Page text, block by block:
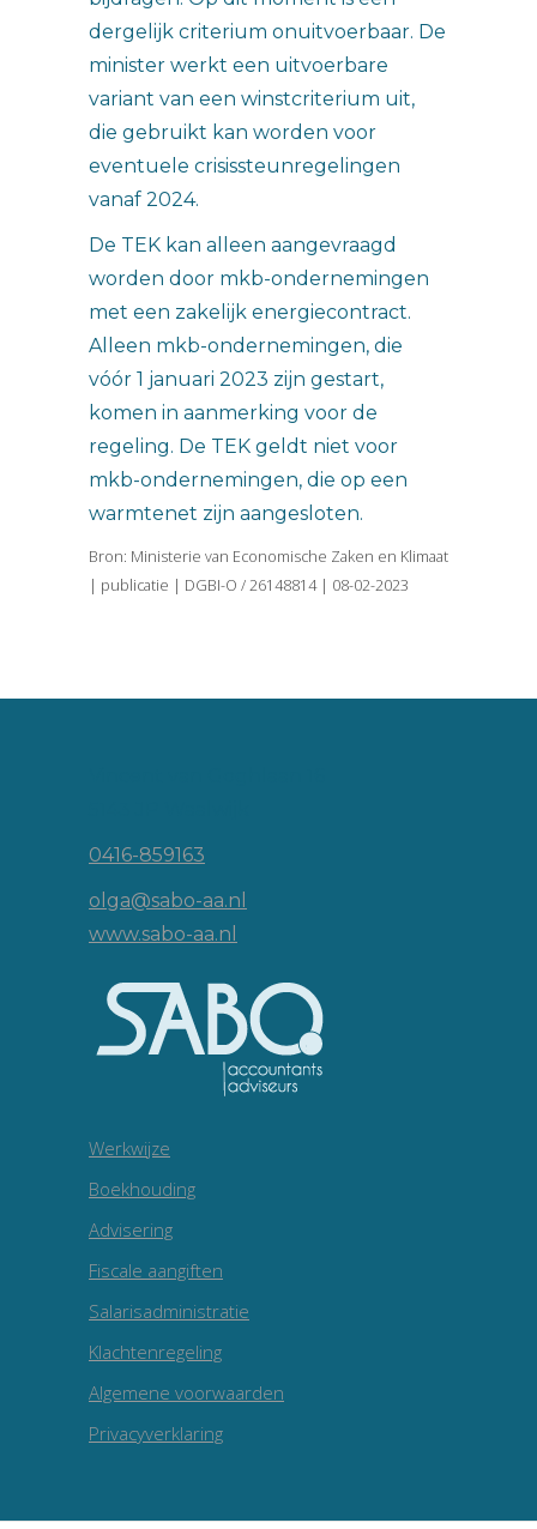
dergelijk criterium onuitvoerbaar. De
minister werkt een uitvoerbare
variant van een winstcriterium uit,
die gebruikt kan worden voor
eventuele crisissteunregelingen
vanaf 2024.
De TEK kan alleen aangevraagd
worden door mkb-ondernemingen
met een zakelijk energiecontract.
Alleen mkb-ondernemingen, die
vóór 1 januari 2023 zijn gestart,
komen in aanmerking voor de
regeling. De TEK geldt niet voor
mkb-ondernemingen, die op een
warmtenet zijn aangesloten.
Bron: Ministerie van Economische Zaken en Klimaat
| publicatie | DGBI-O / 26148814 | 08-02-2023
0416-859163
olga@sabo-aa.nl
www.sabo-aa.nl
Werkwijze
Boekhouding
Advisering
Fiscale aangiften
Salarisadministratie
Klachtenregeling
Algemene voorwaarden
Privacyverklaring